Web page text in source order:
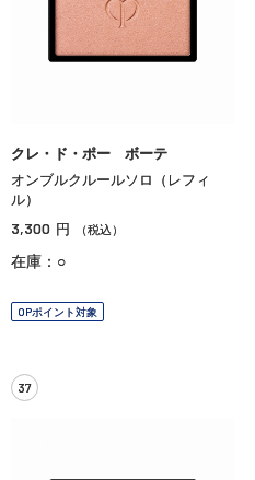
クレ・ド・ポー ボーテ
オンブルクルールソロ（レフィ
ル）
3,300 円 （税込）
在庫：○
OPポイント対象
37